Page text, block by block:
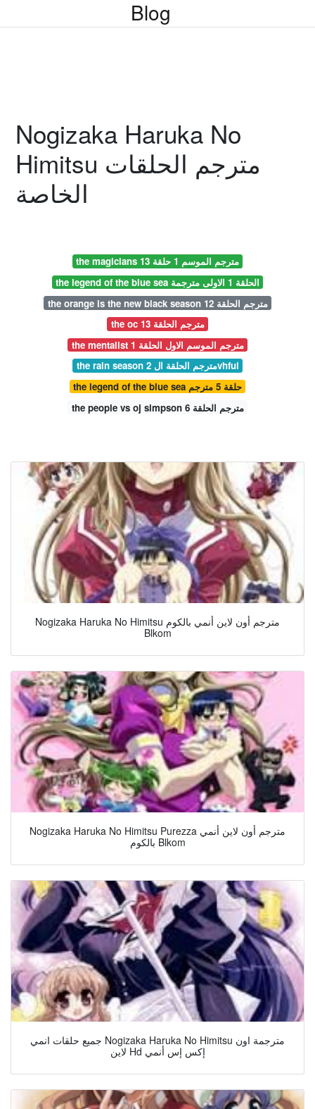
Blog
Nogizaka Haruka No
Himitsu مترجم الحلقات
الخاصة
the magicians مترجم الموسم 1 حلقة 13
the legend of the blue sea الحلقة 1 الاولى مترجمة
the orange is the new black season 12 مترجم الحلقة
the oc مترجم الحلقة 13
the mentalist مترجم الموسم الاول الحلقة 1
the rain season 2 مترجم الحلقة الvhfui
the legend of the blue sea حلقة 5 مترجم
the people vs oj simpson مترجم الحلقة 6
Nogizaka Haruka No Himitsu مترجم أون لاين أنمي بالكوم
Blkom
Nogizaka Haruka No Himitsu Purezza مترجم أون لاين أنمي
بالكوم Blkom
جميع حلقات انمي Nogizaka Haruka No Himitsu مترجمة اون
لاين Hd إكس إس أنمي